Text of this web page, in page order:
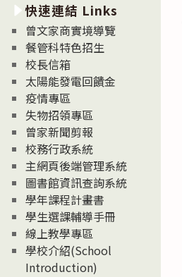
消
息
News
快速連結 Links
曾文家商實境導覽
餐管科特色招生
校長信箱
太陽能發電回饋金
疫情專區
失物招領專區
曾家新聞剪報
校務行政系統
主網頁後端管理系統
圖書館資訊查詢系統
學年課程計畫書
學生選課輔導手冊
線上教學專區
學校介紹(School
Introduction)